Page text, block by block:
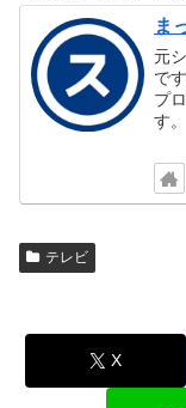
ま
元
です
プ
す。
テレビ
X